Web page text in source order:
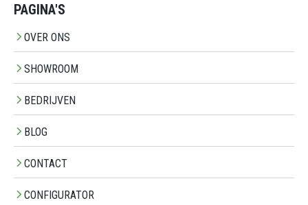
PAGINA'S
OVER ONS
SHOWROOM
BEDRIJVEN
BLOG
CONTACT
CONFIGURATOR